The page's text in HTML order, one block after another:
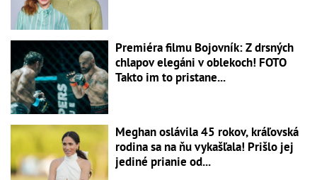
Premiéra filmu Bojovník: Z drsných
chlapov elegáni v oblekoch! FOTO
Takto im to pristane...
Meghan oslávila 45 rokov, kráľovská
rodina sa na ňu vykašľala! Prišlo jej
jediné prianie od...